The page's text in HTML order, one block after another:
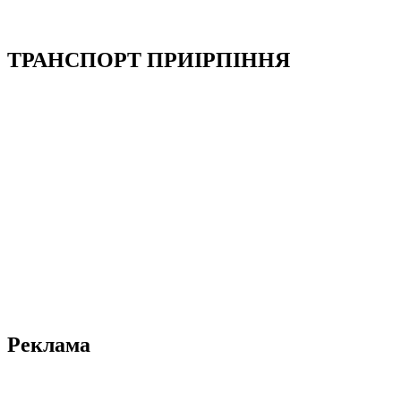
ТРАНСПОРТ ПРИІРПІННЯ
Реклама